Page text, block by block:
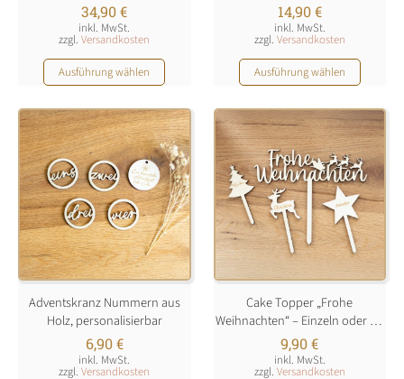
34,90€
inkl. MwSt.
zzgl.Versandkosten
Ausführung wählen
Dieses
Produkt
weist
mehrere
Varianten
auf.
Die
Optionen
können
auf
der
Produktseite
gewählt
werden
14,90€
inkl. MwSt.
zzgl. Versandkosten
Ausführung wählen
Dieses
Produkt
weist
mehrere
Varianten
auf.
Die
Optionen
können
auf
der
Produktseite
gewählt
werden
Adventskranz Nummern aus
Holz, personalisierbar
6,90€
inkl. MwSt.
zzgl.Versandkosten
Cake Topper „Frohe
Weihnachten“ – Einzeln oder als
Set
9,90€
inkl. MwSt.
zzgl. Versandkosten